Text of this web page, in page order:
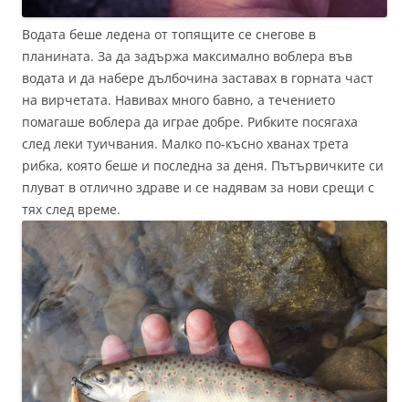
Водата беше ледена от топящите се снегове в
планината. За да задържа максимално воблера във
водата и да набере дълбочина заставах в горната част
на вирчетата. Навивах много бавно, а течението
помагаше воблера да играе добре. Рибките посягаха
след леки туичвания. Малко по-късно хванах трета
рибка, която беше и последна за деня. Пътървичките си
плуват в отлично здраве и се надявам за нови срещи с
тях след време.